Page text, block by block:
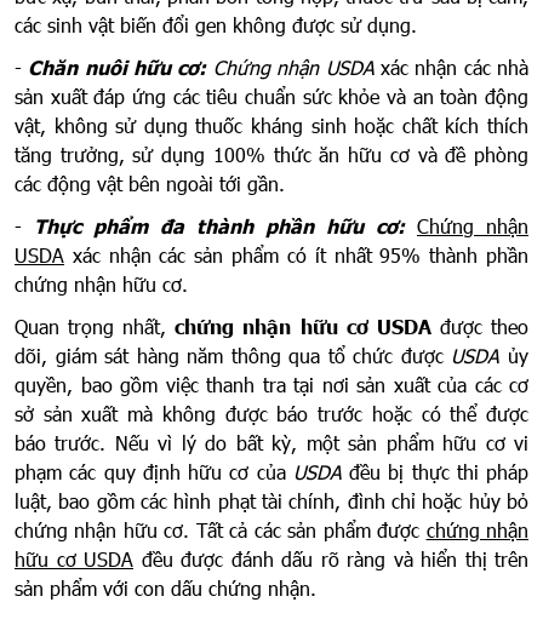
các sinh vật biến đổi gen không được sử dụng.
- Chăn nuôi hữu cơ: Chứng nhận USDAxác nhận các nhà
sản xuất đáp ứng các tiêu chuẩn sức khỏe và an toàn động
vật, không sử dụng thuốc kháng sinh hoặc chất kích thích
tăng trưởng, sử dụng 100% thức ăn hữu cơ và đề phòng
các động vật bên ngoài tới gần.
- Thực phẩm đa thành phần hữu cơ: Chứng nhận
USDA xác nhận các sản phẩm có ít nhất 95% thành phần
chứng nhận hữu cơ.
Quan trọng nhất,chứng nhận hữu cơ USDAđược theo
dõi, giám sát hàng năm thông qua tổ chức được USDA ủy
quyền, bao gồm việc thanh tra tại nơi sản xuất của các cơ
sở sản xuất mà không được báo trước hoặc có thể được
báo trước. Nếu vì lý do bất kỳ, một sản phẩm hữu cơ vi
phạm các quy định hữu cơ của USDAđều bị thực thi pháp
luật, bao gồm các hình phạt tài chính, đình chỉ hoặc hủy bỏ
chứng nhận hữu cơ. Tất cả các sản phẩm được chứng nhận
hữu cơ USDA đều được đánh dấu rõ ràng và hiển thị trên
sản phẩm với con dấu chứng nhận.